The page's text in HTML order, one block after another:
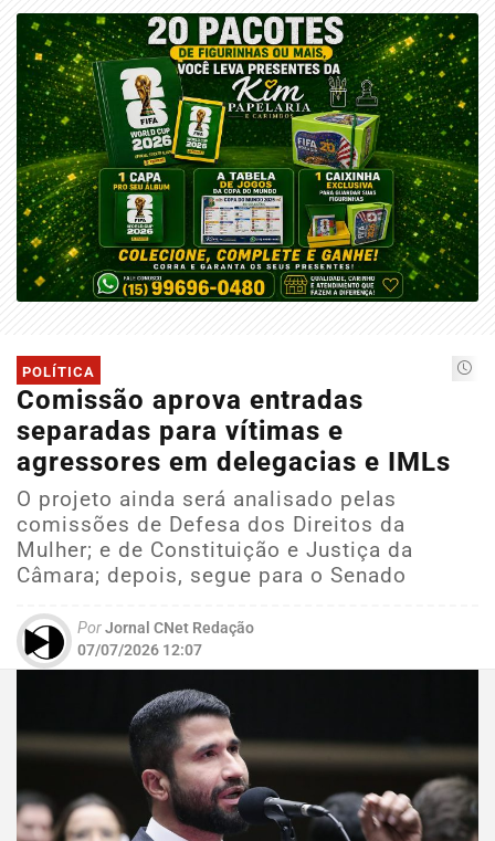
POLÍTICA
Comissão aprova entradas
separadas para vítimas e
agressores em delegacias e IMLs
O projeto ainda será analisado pelas
comissões de Defesa dos Direitos da
Mulher; e de Constituição e Justiça da
Câmara; depois, segue para o Senado
PorJornal CNet Redação
07/07/2026 12:07